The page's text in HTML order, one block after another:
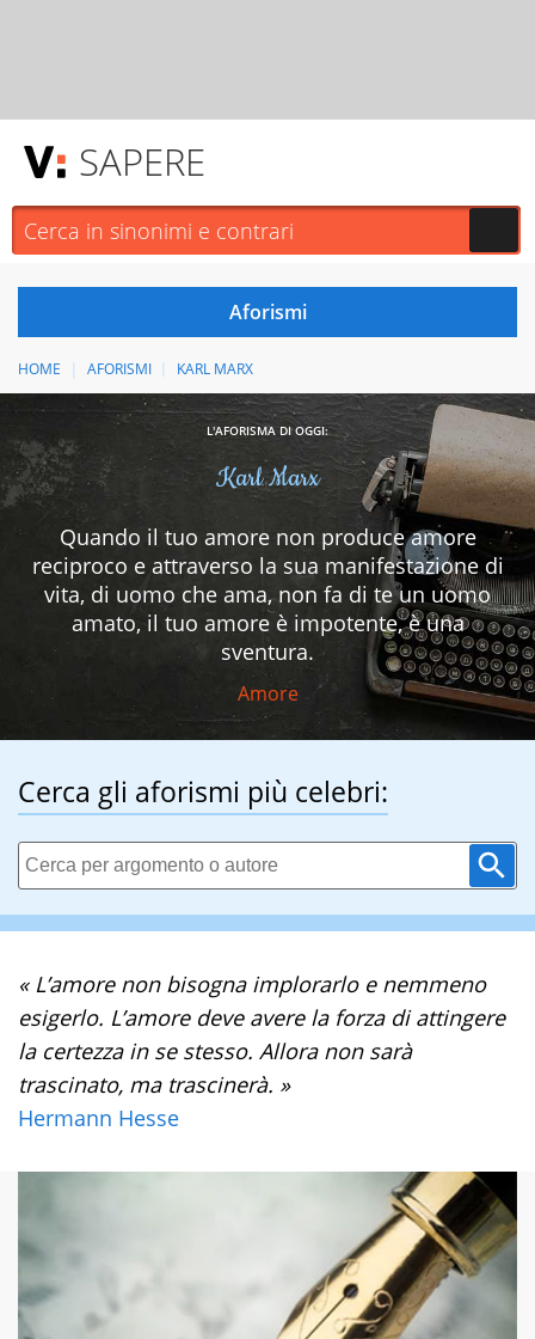
SAPERE
HOME AFORISMI KARL MARX
L'AFORISMA DI OGGI:
Karl Marx
Quando il tuo amore non produce amore
reciproco e attraverso la sua manifestazione di
vita, di uomo che ama, non fa di te un uomo
amato, il tuo amore è impotente, è una
sventura.
Amore
Cerca gli aforismi più celebri:
« L’amore non bisogna implorarlo e nemmeno
esigerlo. L’amore deve avere la forza di attingere
la certezza in se stesso. Allora non sarà
trascinato, ma trascinerà. »
Hermann Hesse